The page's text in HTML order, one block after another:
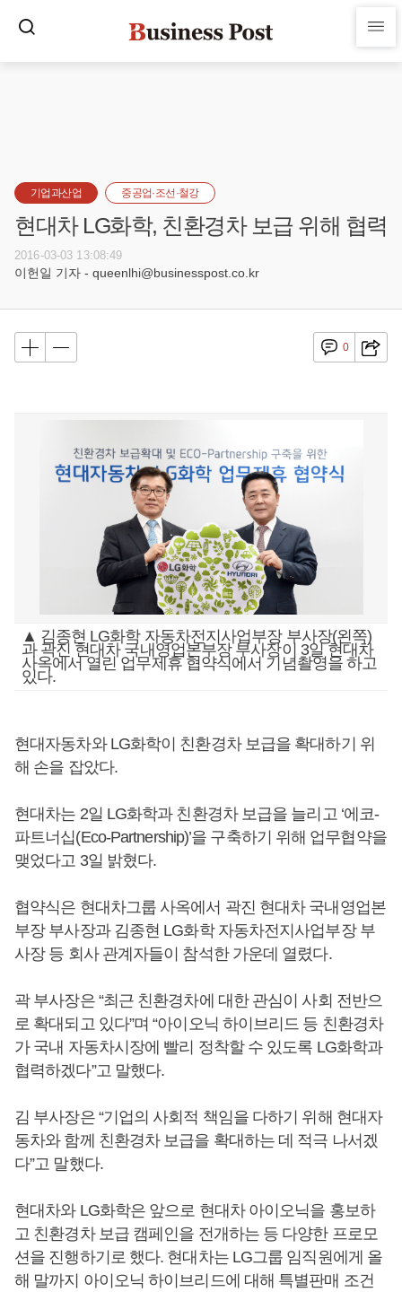
기업과산업 중공업·조선·철강
현대차 LG화학, 친환경차 보급 위해 협력
2016-03-03 13:08:49
이헌일 기자 - queenlhi@businesspost.co.kr
0
▲ 김종현 LG화학 자동차전지사업부장 부사장(왼쪽)
과 곽진 현대차 국내영업본부장 부사장이 3일 현대차
사옥에서 열린 업무제휴 협약식에서 기념촬영을 하고
있다.
현대자동차와 LG화학이 친환경차 보급을 확대하기 위
해 손을 잡았다.
현대차는 2일 LG화학과 친환경차 보급을 늘리고 ‘에코-
파트너십(Eco-Partnership)’을 구축하기 위해 업무협약을
맺었다고 3일 밝혔다.
협약식은 현대차그룹 사옥에서 곽진 현대차 국내영업본
부장 부사장과 김종현 LG화학 자동차전지사업부장 부
사장 등 회사 관계자들이 참석한 가운데 열렸다.
곽 부사장은 “최근 친환경차에 대한 관심이 사회 전반으
로 확대되고 있다”며 “아이오닉 하이브리드 등 친환경차
가 국내 자동차시장에 빨리 정착할 수 있도록 LG화학과
협력하겠다”고 말했다.
김 부사장은 “기업의 사회적 책임을 다하기 위해 현대자
동차와 함께 친환경차 보급을 확대하는 데 적극 나서겠
다”고 말했다.
현대차와 LG화학은 앞으로 현대차 아이오닉을 홍보하
고 친환경차 보급 캠페인을 전개하는 등 다양한 프로모
션을 진행하기로 했다. 현대차는 LG그룹 임직원에게 올
해 말까지 아이오닉 하이브리드에 대해 특별판매 조건